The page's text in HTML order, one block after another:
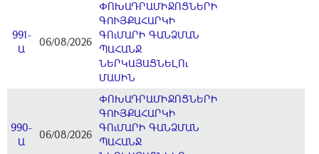
991-
Ա
06/08/2026
ՓՈԽԱԴՐԱՄԻՋՈՑՆԵՐԻ
ԳՈՒՅՔԱՀԱՐԿԻ
ԳՈւՄԱՐԻ ԳԱՆՁՄԱՆ
ՊԱՀԱՆՋ
ՆԵՐԿԱՅԱՑՆԵԼՈւ
ՄԱՍԻՆ
990-
Ա
06/08/2026
ՓՈԽԱԴՐԱՄԻՋՈՑՆԵՐԻ
ԳՈՒՅՔԱՀԱՐԿԻ
ԳՈւՄԱՐԻ ԳԱՆՁՄԱՆ
ՊԱՀԱՆՋ